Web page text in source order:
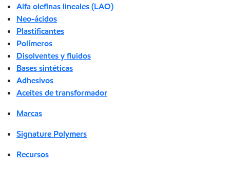
Alfa olefinas lineales (LAO)
Neo-ácidos
Plastificantes
Polímeros
Disolventes y fluidos
Bases sintéticas
Adhesivos
Aceites de transformador
Marcas
Signature Polymers
Recursos